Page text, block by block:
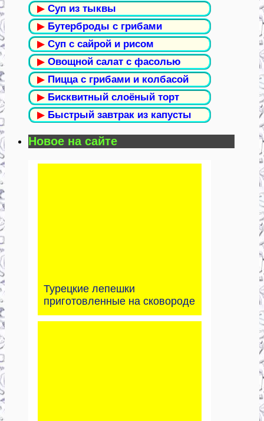
▶ Суп из тыквы
▶ Бутерброды с грибами
▶ Суп с сайрой и рисом
▶ Овощной салат с фасолью
▶ Пицца с грибами и колбасой
▶ Бисквитный слоёный торт
▶ Быстрый завтрак из капусты
Новое на сайте
Турецкие лепешки
приготовленные на сковороде